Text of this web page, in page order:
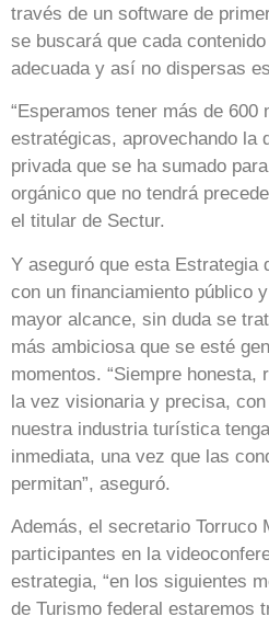
través de un software de
se buscará que cada
adecuada y así no dispersas
“Esperamos tener más de 600
estratégicas, aprovechando la
privada que se ha sumado
orgánico que no tendrá
el titular de Sectur.
Y aseguró que esta Estrategia
con un financiamiento público
mayor alcance, sin duda se
más ambiciosa que se esté
momentos. “Siempre honesta,
la vez visionaria y precisa,
nuestra industria turística
inmediata, una vez que las
permitan”, aseguró.
Además, el secretario Torruco
participantes en la
estrategia, “en los siguientes
de Turismo federal estaremos